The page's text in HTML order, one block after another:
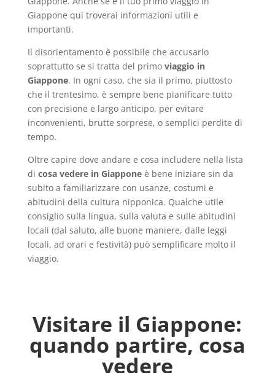
Giappone qui troverai informazioni utili e
importanti.
Il disorientamento è possibile che accusarlo
soprattutto se si tratta del primo viaggio in
Giappone. In ogni caso, che sia il primo, piuttosto
che il trentesimo, è sempre bene pianificare tutto
con precisione e largo anticipo, per evitare
inconvenienti, brutte sorprese, o semplici perdite di
tempo.
Oltre capire dove andare e cosa includere nella lista
di cosa vedere in Giapponeè bene iniziare sin da
subito a familiarizzare con usanze, costumi e
abitudini della cultura nipponica. Qualche utile
consiglio sulla lingua, sulla valuta e sulle abitudini
locali (dal saluto, alle buone maniere, dalle leggi
locali, ad orari e festività) può semplificare molto il
viaggio.
Visitare il Giappone:
quando partire, cosa
vedere